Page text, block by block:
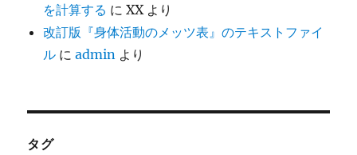
を計算する にXX より
改訂版『身体活動のメッツ表』のテキストファイ
ル にadmin より
タグ